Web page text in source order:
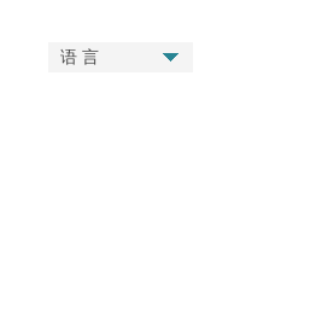
语 言